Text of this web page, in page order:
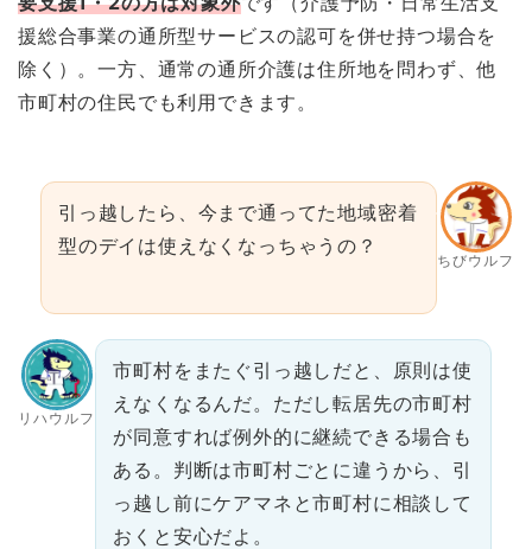
援総合事業の通所型サービスの認可を併せ持つ場合を
除く）。一方、通常の通所介護は住所地を問わず、他
市町村の住民でも利用できます。
ちびウルフ
引っ越したら、今まで通ってた地域密着
型のデイは使えなくなっちゃうの？
リハウルフ
市町村をまたぐ引っ越しだと、原則は使
えなくなるんだ。ただし転居先の市町村
が同意すれば例外的に継続できる場合も
ある。判断は市町村ごとに違うから、引
っ越し前にケアマネと市町村に相談して
おくと安心だよ。